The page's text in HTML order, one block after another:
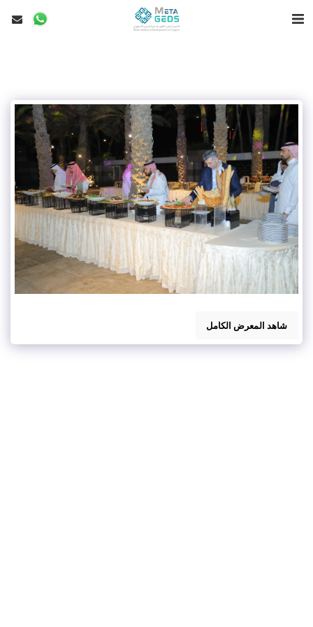
شاهد المعرض الكامل